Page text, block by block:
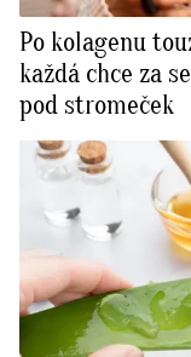
Po kolagenu
každá chce za
pod stromeček